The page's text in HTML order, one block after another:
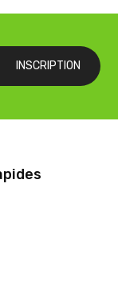
INSCRIPTION